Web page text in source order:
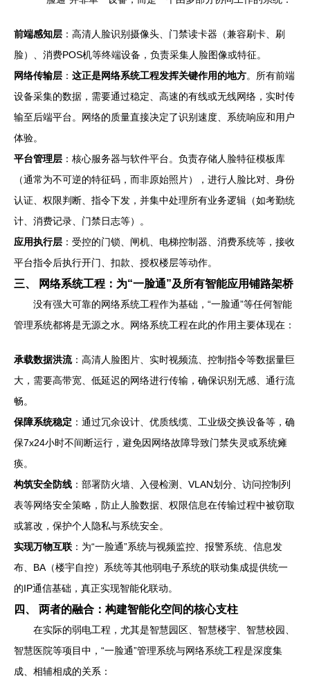
前端感知层 ：高清人脸识别摄像头、门禁读卡器（兼容刷卡、刷
脸）、消费POS机等终端设备，负责采集人脸图像或特征。
网络传输层 ： 这正是网络系统工程发挥关键作用的地方。所有前端
设备采集的数据，需要通过稳定、高速的有线或无线网络，实时传
输至后端平台。网络的质量直接决定了识别速度、系统响应和用户
体验。
平台管理层 ：核心服务器与软件平台。负责存储人脸特征模板库
（通常为不可逆的特征码，而非原始照片），进行人脸比对、身份
认证、权限判断、指令下发，并集中处理所有业务逻辑（如考勤统
计、消费记录、门禁日志等）。
应用执行层 ：受控的门锁、闸机、电梯控制器、消费系统等，接收
平台指令后执行开门、扣款、授权楼层等动作。
三、 网络系统工程：为“一脸通”及所有智能应用铺路架桥
没有强大可靠的网络系统工程作为基础，“一脸通”等任何智能
管理系统都将是无源之水。网络系统工程在此的作用主要体现在：
承载数据洪流：高清人脸图片、实时视频流、控制指令等数据量巨
大，需要高带宽、低延迟的网络进行传输，确保识别无感、通行流
畅。
保障系统稳定 ：通过冗余设计、优质线缆、工业级交换设备等，确
保7x24小时不间断运行，避免因网络故障导致门禁失灵或系统瘫
痪。
构筑安全防线 ：部署防火墙、入侵检测、VLAN划分、访问控制列
表等网络安全策略，防止人脸数据、权限信息在传输过程中被窃取
或篡改，保护个人隐私与系统安全。
实现万物互联 ：为“一脸通”系统与视频监控、报警系统、信息发
布、BA（楼宇自控）系统等其他弱电子系统的联动集成提供统一
的IP通信基础，真正实现智能化联动。
四、 两者的融合：构建智能化空间的核心支柱
在实际的弱电工程，尤其是智慧园区、智慧楼宇、智慧校园、
智慧医院等项目中，“一脸通”管理系统与网络系统工程是深度集
成、相辅相成的关系：